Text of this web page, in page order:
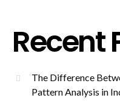
Recent
The Difference
Pattern Analysis in